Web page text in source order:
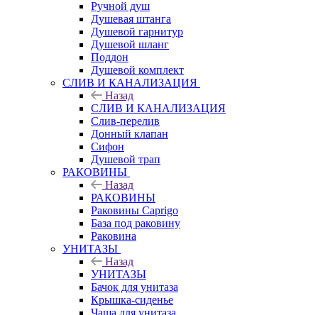
Ручной душ
Душевая штанга
Душевой гарнитур
Душевой шланг
Поддон
Душевой комплект
СЛИВ И КАНАЛИЗАЦИЯ
Назад
СЛИВ И КАНАЛИЗАЦИЯ
Слив-перелив
Донный клапан
Сифон
Душевой трап
РАКОВИНЫ
Назад
РАКОВИНЫ
Раковины Caprigo
База под раковину
Раковина
УНИТАЗЫ
Назад
УНИТАЗЫ
Бачок для унитаза
Крышка-сиденье
Чаша для унитаза